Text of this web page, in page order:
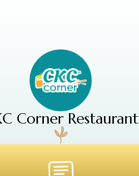
Corner Restaurant